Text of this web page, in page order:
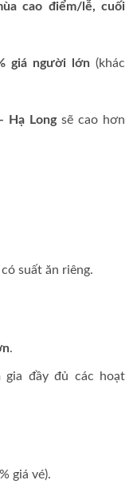
cao điểm/lễ, cuối
giá người lớn (khác
Hạ Longsẽ cao hơn
suất ăn riêng.
.
gia đầy đủ các hoạt
giá vé).